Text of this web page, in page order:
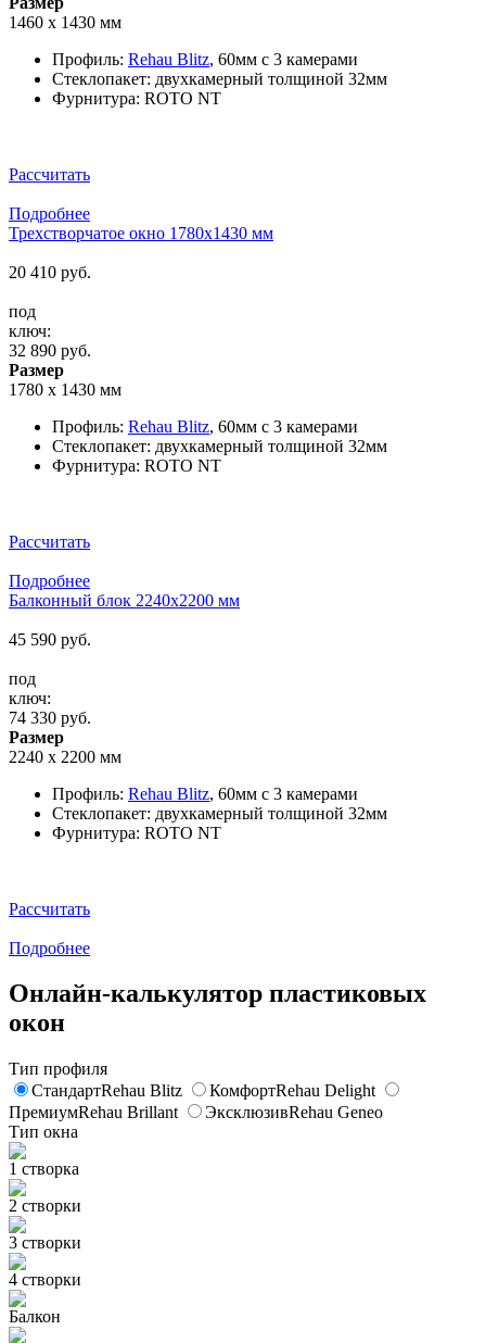
1460 х 1430 мм
Профиль: Rehau Blitz, 60мм c 3 камерами
Стеклопакет: двухкамерный толщиной 32мм
Фурнитура: ROTO NT
Рассчитать
Подробнее
Трехстворчатое окно 1780x1430 мм
20 410 руб.
под
ключ:
32 890 руб.
Размер
1780 х 1430 мм
Профиль: Rehau Blitz, 60мм c 3 камерами
Стеклопакет: двухкамерный толщиной 32мм
Фурнитура: ROTO NT
Рассчитать
Подробнее
Балконный блок 2240x2200 мм
45 590 руб.
под
ключ:
74 330 руб.
Размер
2240 х 2200 мм
Профиль: Rehau Blitz, 60мм c 3 камерами
Стеклопакет: двухкамерный толщиной 32мм
Фурнитура: ROTO NT
Рассчитать
Подробнее
Онлайн-калькулятор пластиковых
окон
Тип профиля
СтандартRehau Blitz КомфортRehau Delight
ПремиумRehau Brillant ЭксклюзивRehau Geneo
Тип окна
1 створка
2 створки
3 створки
4 створки
Балкон